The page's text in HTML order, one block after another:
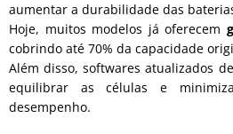
aumentar a durabilidade das
Hoje, muitos modelos já oferecem
cobrindo até 70% da capacidade
Além disso, softwares atualizados
equilibrar as células e
desempenho.